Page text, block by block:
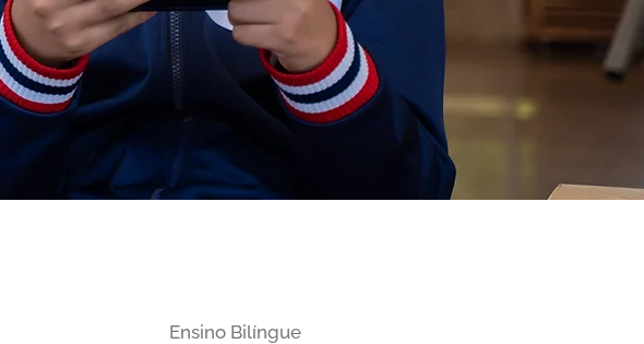
Ensino Bilíngue